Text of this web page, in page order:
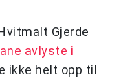
Gjerde
avlyste i
ikke helt opp til